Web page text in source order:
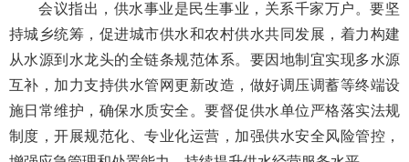
会议指出，供水事业是民生事业，关系千家万户。要坚
持城乡统筹，促进城市供水和农村供水共同发展，着力构建
从水源到水龙头的全链条规范体系。要因地制宜实现多水源
互补，加力支持供水管网更新改造，做好调压调蓄等终端设
施日常维护，确保水质安全。要督促供水单位严格落实法规
制度，开展规范化、专业化运营，加强供水安全风险管控，